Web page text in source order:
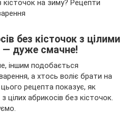
без кісточок з цілими
— дуже смачне!
іншим подобається
а хтось воліє брати на
рецепта показує, як
цілих абрикосів без кісточок.